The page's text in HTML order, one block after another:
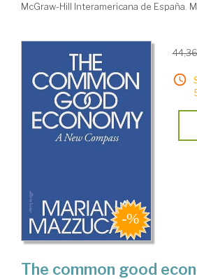
McGraw-Hill Interamericana de España.
The common good